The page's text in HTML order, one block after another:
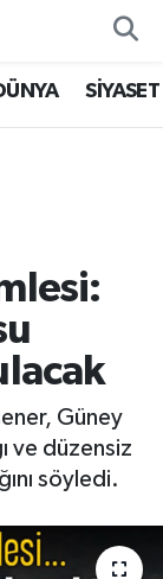
SİYASET
Güney
ve düzensiz
söyledi.